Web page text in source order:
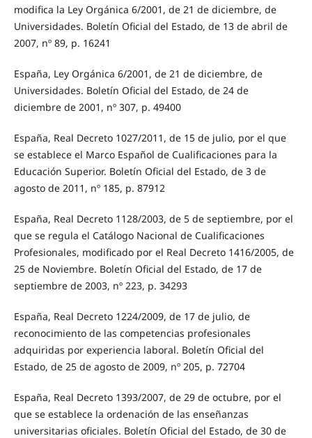
modifica la Ley Orgánica 6/2001, de 21 de diciembre, de
Universidades. Boletín Oficial del Estado, de 13 de abril de
2007, nº 89, p. 16241
España, Ley Orgánica 6/2001, de 21 de diciembre, de
Universidades. Boletín Oficial del Estado, de 24 de
diciembre de 2001, nº 307, p. 49400
España, Real Decreto 1027/2011, de 15 de julio, por el que
se establece el Marco Español de Cualificaciones para la
Educación Superior. Boletín Oficial del Estado, de 3 de
agosto de 2011, nº 185, p. 87912
España, Real Decreto 1128/2003, de 5 de septiembre, por el
que se regula el Catálogo Nacional de Cualificaciones
Profesionales, modificado por el Real Decreto 1416/2005, de
25 de Noviembre. Boletín Oficial del Estado, de 17 de
septiembre de 2003, nº 223, p. 34293
España, Real Decreto 1224/2009, de 17 de julio, de
reconocimiento de las competencias profesionales
adquiridas por experiencia laboral. Boletín Oficial del
Estado, de 25 de agosto de 2009, nº 205, p. 72704
España, Real Decreto 1393/2007, de 29 de octubre, por el
que se establece la ordenación de las enseñanzas
universitarias oficiales. Boletín Oficial del Estado, de 30 de